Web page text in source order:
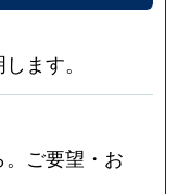
ます。
ご要望・お